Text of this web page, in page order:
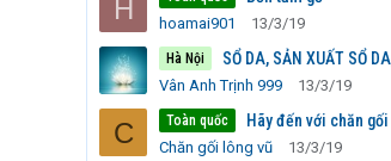
H hoamai901 13/3/19
Hà Nội SỔ DA, SẢN XUẤT SỔ
Vân Anh Trịnh 999 13/3/19
C Toàn quốc Hãy đến với chăn
Chăn gối lông vũ 13/3/19